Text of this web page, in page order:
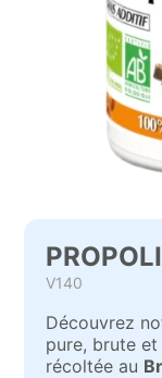
V140
Découvrez
pure, brute
récoltée au